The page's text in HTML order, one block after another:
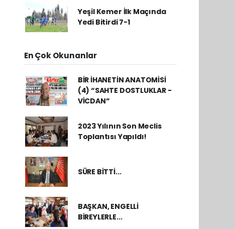
Yeşil Kemer İlk Maçında
Yedi Bitirdi 7-1
En Çok Okunanlar
BİR İHANETİN ANATOMİSİ
(4) “SAHTE DOSTLUKLAR -
VİCDAN”
2023 Yılının Son Meclis
Toplantısı Yapıldı!
SÜRE BİTTİ...
BAŞKAN, ENGELLİ
BİREYLERLE...